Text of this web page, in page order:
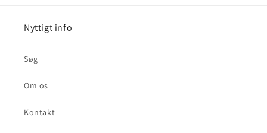
Nyttigt info
Søg
Om os
Kontakt